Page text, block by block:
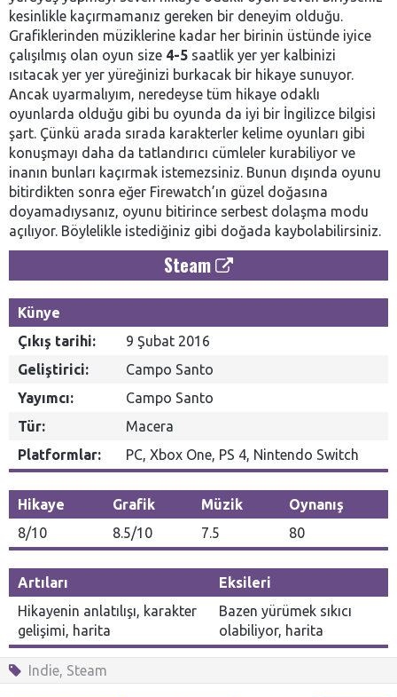
kesinlikle kaçırmamanız gereken bir deneyim olduğu.
Grafiklerinden müziklerine kadar her birinin üstünde iyice
çalışılmış olan oyun size 4-5 saatlik yer yer kalbinizi
ısıtacak yer yer yüreğinizi burkacak bir hikaye sunuyor.
Ancak uyarmalıyım, neredeyse tüm hikaye odaklı
oyunlarda olduğu gibi bu oyunda da iyi bir İngilizce bilgisi
şart. Çünkü arada sırada karakterler kelime oyunları gibi
konuşmayı daha da tatlandırıcı cümleler kurabiliyor ve
inanın bunları kaçırmak istemezsiniz. Bunun dışında oyunu
bitirdikten sonra eğer Firewatch’ın güzel doğasına
doyamadıysanız, oyunu bitirince serbest dolaşma modu
açılıyor. Böylelikle istediğiniz gibi doğada kaybolabilirsiniz.
Steam
Künye
Çıkış tarihi:
9 Şubat 2016
Geliştirici:
Campo Santo
Yayımcı:
Campo Santo
Tür:
Macera
Platformlar:
PC, Xbox One, PS 4, Nintendo Switch
Hikaye Grafik Müzik
Oynanış
8/10
8.5/10 7.5 80
Artıları
Eksileri
Hikayenin anlatılışı, karakter
gelişimi, harita
Bazen yürümek sıkıcı
olabiliyor, harita
Indie, Steam